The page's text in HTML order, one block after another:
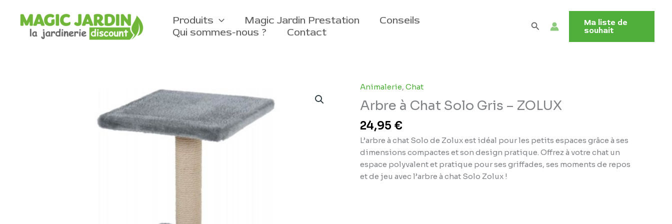
contenu
Produits Magic Jardin Prestation
Conseils
Qui sommes-nous ?
Contact
RechercherMa liste de
souhait
Animalerie, Chat
Arbre à Chat Solo Gris – ZOLUX
24,95 €
L’arbre à chat Solo de Zolux est idéal pour les petits espaces grâce à ses
dimensions compactes et son design pratique. Offrez à votre chat un
espace polyvalent et pratique pour ses griffades, ses moments de repos
et de jeu avec l’arbre à chat Solo Zolux !